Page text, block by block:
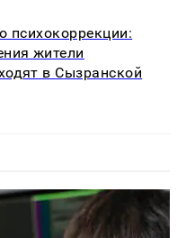
психокоррекции:
жители
в Сызранской